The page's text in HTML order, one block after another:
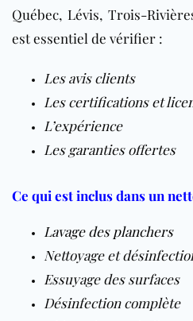
Québec, Lévis, Trois-
est essentiel de vérifier :
Les avis clients
Les certifications et
L’expérience
Les garanties offertes
Ce qui est inclus dans un
Lavage des planchers
Nettoyage et
Essuyage des surfaces
Désinfection complète